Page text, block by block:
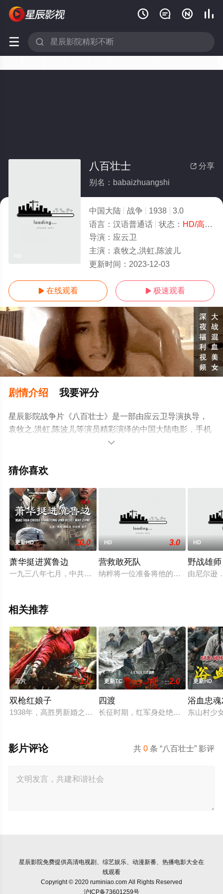
   
 
 分享
八百壮士
别名：babaizhuangshi
中国大陆 战争 1938
3.0
语言： 汉语普通话 状态： HD/高清
导演： 应云卫
主演： 袁牧之,洪虹,陈波儿
更新时间： 2023-12-03
 在线观看  极速观看
剧情介绍 我要评分
星辰影院战争片《八百壮士》是一部由应云卫导演执导，
袁牧之,洪虹,陈波儿等演员精彩演绎的中国大陆电影，手机
免费观看高清无删减完整版电影就上星辰电影网，更多剧

猜你喜欢
更新HD 10.0
萧华挺进冀鲁边
一九三八年七月，中共中央任命萧华担任司令员兼政委，组建
HD 3.0
营救敢死队
纳粹将一位准备将他的军队倒戈并加
HD
野战雄师
由尼尔逊
相关推荐
正片 1.0
双枪红娘子
1938年，高胜男新婚之日，丈夫被日军残害，父辈亦遭屠戮。
更新TC 2.0
四渡
长征时期，红军身处绝境。四渡赤水
更新HD
浴血忠魂
东山村少
共0 条 “八百壮士” 影评
影片评论
星辰影院免费提供高清电视剧、综艺娱乐、动漫新番、热播电影大全在
线观看
Copyright © 2020 ruminiao.com All Rights Reserved
沪ICP备73601259号